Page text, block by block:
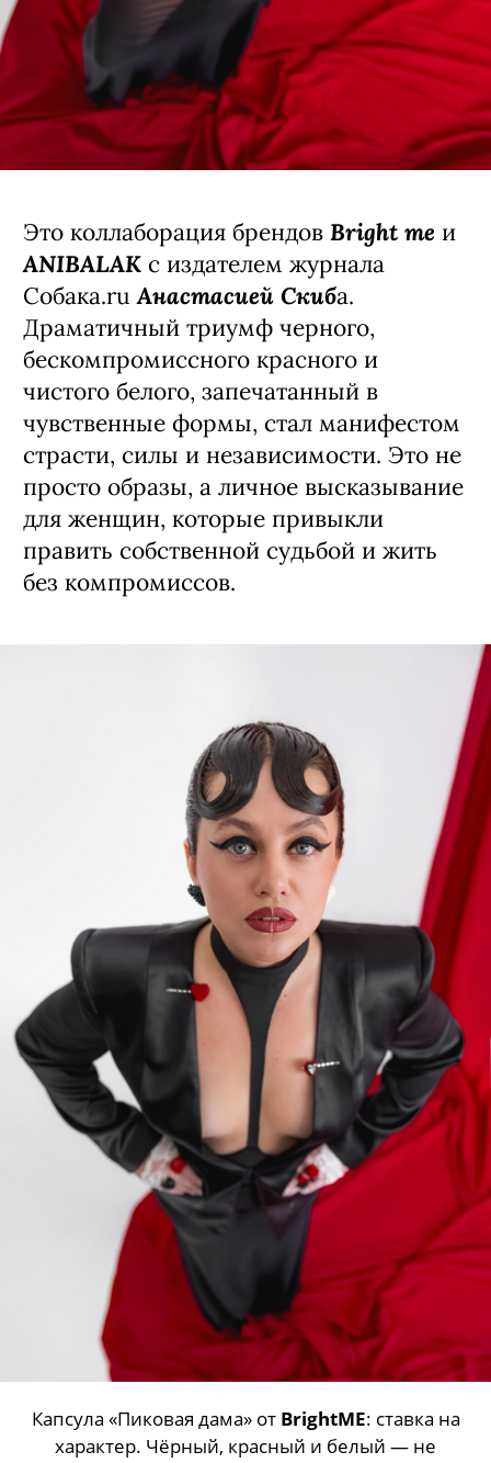
Это коллаборация брендовBright me и
ANIBALAKс издателем журнала
Собака.ruАнастасией Скиба.
Драматичный триумф черного,
бескомпромиссного красного и
чувственные формы, стал манифестом
для женщин, которые привыкли
править собственной судьбой и жить
без компромиссов.